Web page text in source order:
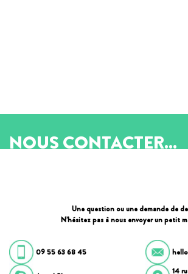
NOUS CONTACTER...
Une question ou une demande de
N’hésitez pas à nous envoyer un petit
09 55 63 68 45
14